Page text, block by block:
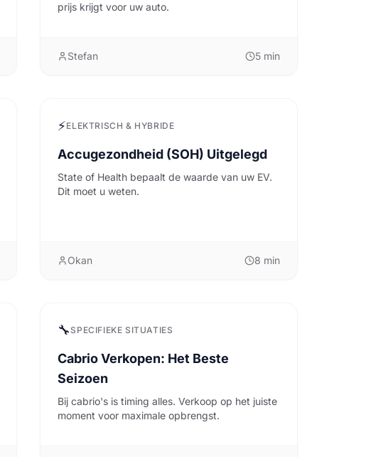
prijs krijgt voor uw auto.
Stefan 5min
⚡ELEKTRISCH & HYBRIDE
Accugezondheid (SOH) Uitgelegd
State of Health bepaalt de waarde van uw EV.
Dit moet u weten.
Okan 8 min
🔧 SPECIFIEKE SITUATIES
Cabrio Verkopen: Het Beste
Seizoen
Bij cabrio's is timing alles. Verkoop op het juiste
moment voor maximale opbrengst.